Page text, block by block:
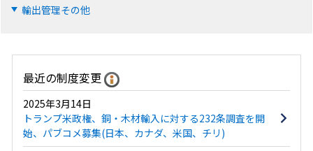
輸出管理その他
最近の制度変更
2025年3月14日
トランプ米政権、銅・木材輸入に対する232条調査を開
始、パブコメ募集(日本、カナダ、米国、チリ)